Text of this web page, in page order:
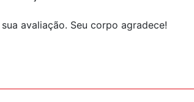
avaliação. Seu corpo agradece!